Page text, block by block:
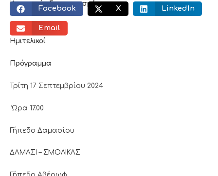
Κοινωνικός διαμοιρασμός:
Facebook X LinkedIn
Email
Ημιτελικοί
Πρόγραμμα
Τρίτη 17 Σεπτεμβρίου 2024
Ώρα 17.00
Γήπεδο Δαμασίου
ΔΑΜΑΣΙ – ΣΜΟΛΙΚΑΣ